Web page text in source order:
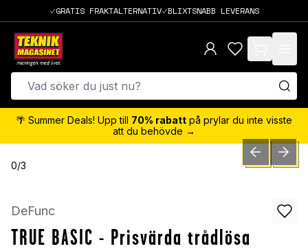
GRATIS FRAKTALTERNATIV BLIXTSNABB LEVERANS
items in cart,
🌴 Summer Deals! Upp till 70% rabatt på prylar du inte visste
att du behövde →
0/3 PREVIOUSNEXT
DeFunc
TRUE BASIC - Prisvärda trådlösa